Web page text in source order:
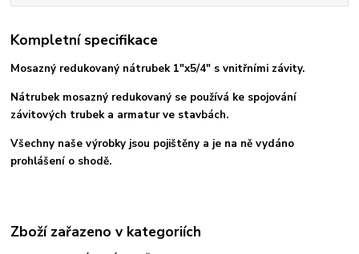
Kompletní specifikace
Mosazný redukovaný nátrubek 1"x5/4" s vnitřními závity.
Nátrubek mosazný redukovaný se používá ke spojování
závitových trubek a armatur ve stavbách.
Všechny naše výrobky jsou pojištěny a je na ně vydáno
prohlášení o shodě.
Zboží zařazeno v kategoriích